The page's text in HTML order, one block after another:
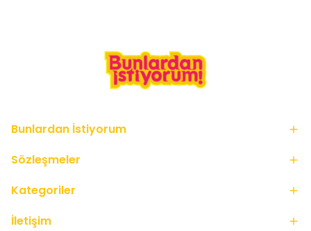
Bunlardan İstiyorum
Sözleşmeler
Kategoriler
İletişim